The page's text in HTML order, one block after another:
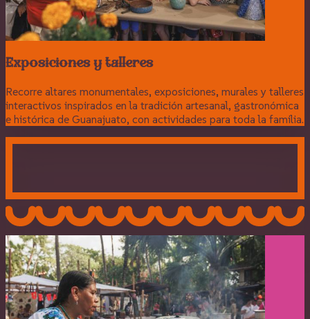
Exposiciones y talleres
Recorre altares monumentales, exposiciones, murales y talleres
interactivos inspirados en la tradición artesanal, gastronómica
e histórica de Guanajuato, con actividades para toda la familia.